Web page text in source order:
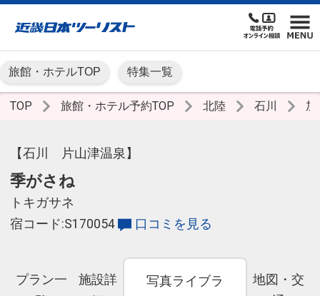
旅館・ホテルTOP 特集一覧
TOP 旅館・ホテル予約TOP 北陸 石川
【石川 片山津温泉】
季がさね
トキガサネ
宿コード:S170054
口コミを見る
プラン一
施設詳
写真ライブラ
地図・交